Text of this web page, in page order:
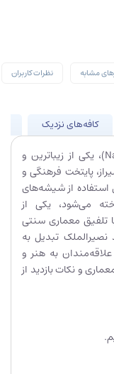
مشابه نظرات کاربران
کافه‌های نزدیک
(Nasir al-Mulk Mosque)، یکی از زیباترین و
پایتخت فرهنگی و
استفاده از شیشه‌های
می‌شود، یکی از
تلفیق معماری سنتی
تبدیل به
به هنر و
و نکات بازدید از